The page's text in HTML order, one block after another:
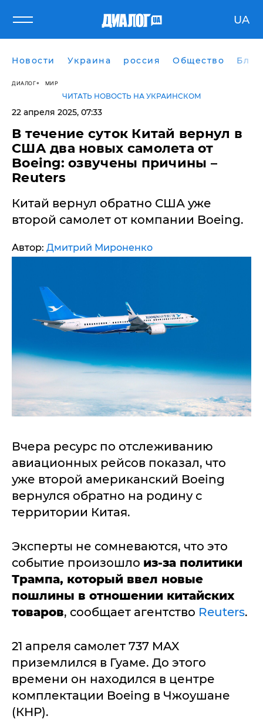
UA
Новости Украина россия Общество
ДИАЛОГ МИР
ЧИТАТЬ НОВОСТЬ НА УКРАИНСКОМ
22 апреля 2025, 07:33
​В течение суток Китай вернул в
США два новых самолета от
Boeing: озвучены причины –
Reuters
Китай вернул обратно США уже
второй самолет от компании Boeing.
Автор: Дмитрий Мироненко
Вчера ресурс по отслеживанию
авиационных рейсов показал, что
уже второй американский Boeing
вернулся обратно на родину с
территории Китая.
Эксперты не сомневаются, что это
событие произошло из-за политики
Трампа, который ввел новые
пошлины в отношении китайских
товаров, сообщает агентство Reuters.
21 апреля самолет 737 MAX
приземлился в Гуаме. До этого
времени он находился в центре
комплектации Boeing в Чжоушане
(КНР).